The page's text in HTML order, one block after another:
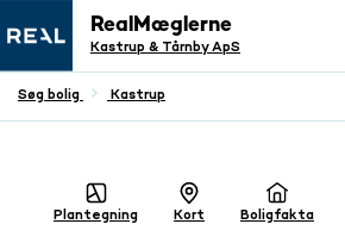
RealMæglerne
Kastrup & Tårnby ApS
Søg bolig Kastrup
Boligfakta
Plantegning Kort